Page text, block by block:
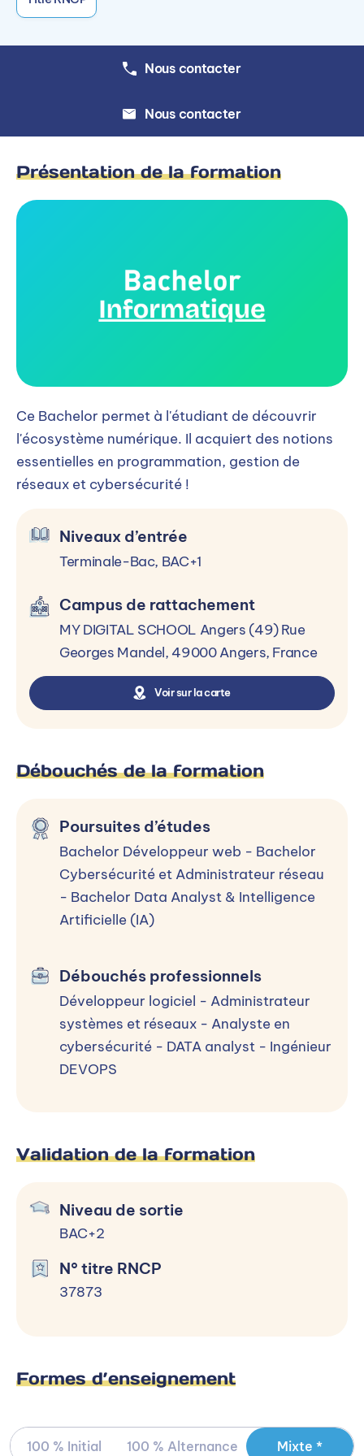
Nous contacter
Nous contacter
Présentation de la formation
Ce Bachelor permet à l'étudiant de découvrir
l'écosystème numérique. Il acquiert des notions
essentielles en programmation, gestion de
réseaux et cybersécurité !
Niveaux d’entrée
Terminale-Bac, BAC+1
Campus de rattachement
MY DIGITAL SCHOOL Angers (49) Rue
Georges Mandel, 49000 Angers, France
Voir sur la carte
Débouchés de la formation
Poursuites d’études
Bachelor Développeur web - Bachelor
Cybersécurité et Administrateur réseau
- Bachelor Data Analyst & Intelligence
Artificielle (IA)
Débouchés professionnels
Développeur logiciel - Administrateur
systèmes et réseaux - Analyste en
cybersécurité - DATA analyst - Ingénieur
DEVOPS
Validation de la formation
Niveau de sortie
BAC+2
N° titre RNCP
37873
Formes d’enseignement
100 % Initial 100 % Alternance Mixte *